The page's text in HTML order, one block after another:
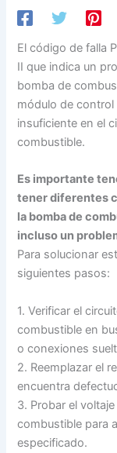
El código de falla
II que indica un
bomba de
módulo de
insuficiente en el
combustible.
Es importante
tener diferentes
la bomba de
incluso un
Para solucionar
siguientes pasos:
1. Verificar el
combustible en
o conexiones
2. Reemplazar el
encuentra
3. Probar el
combustible para
especificado.